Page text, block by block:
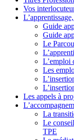
Vos
Guide
Guide
Le
L’emploi
Les
Les appels à
La
Le
TPE